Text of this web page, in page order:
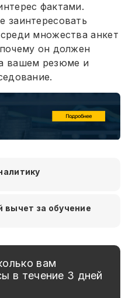
фактами.
заинтересовать
множества анкет
он должен
вашем резюме и
вычет за обучение
вам
в течение 3 дней